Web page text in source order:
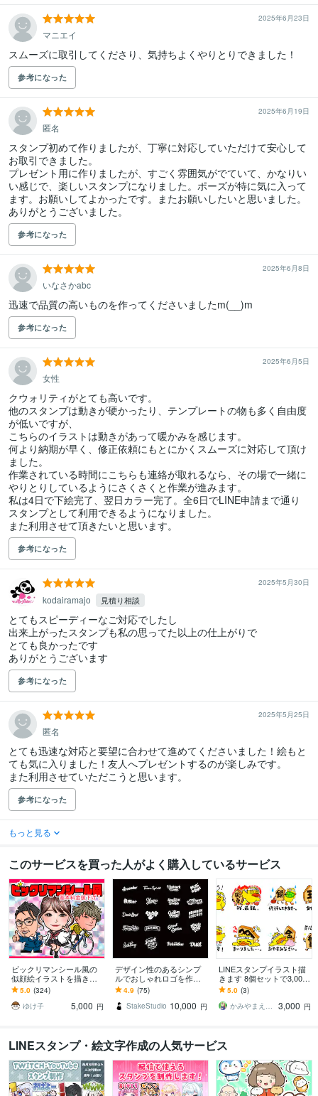
2025年6月23日
マニエイ
スムーズに取引してくださり、気持ちよくやりとりできました！
参考になった
2025年6月19日
匿名
スタンプ初めて作りましたが、丁寧に対応していただけて安心して
お取引できました。
プレゼント用に作りましたが、すごく雰囲気がでていて、かなりい
い感じで、楽しいスタンプになりました。ポーズが特に気に入って
ます。お願いしてよかったです。またお願いしたいと思いました。
ありがとうございました。
参考になった
2025年6月8日
いなさかabc
迅速で品質の高いものを作ってくださいましたm(__)m
参考になった
2025年6月5日
女性
クウォリティがとても高いです。
他のスタンプは動きが硬かったり、テンプレートの物も多く自由度
が低いですが、
こちらのイラストは動きがあって暖かみを感じます。
何より納期が早く、修正依頼にもとにかくスムーズに対応して頂け
ました。
作業されている時間にこちらも連絡が取れるなら、その場で一緒に
やりとりしているようにさくさくと作業が進みます。
私は4日で下絵完了、翌日カラー完了。全6日でLINE申請まで通り
スタンプとして利用できるようになりました。
また利用させて頂きたいと思います。
参考になった
2025年5月30日
kodairamajo 見積り相談
とてもスピーディーなご対応でしたし
出来上がったスタンプも私の思ってた以上の仕上がりで
とても良かったです
ありがとうございます
参考になった
2025年5月25日
匿名
とても迅速な対応と要望に合わせて進めてくださいました！絵もと
ても気に入りました！友人へプレゼントするのが楽しみです。
また利用させていただこうと思います。
参考になった
もっと見る
このサービスを買った人がよく購入しているサービス
ビックリマンシール風の
似顔絵イラストを描きま
す SNSのアイコンやプレ
ゼントなどに♪
5.0 (324)
ゆけ子
5,000 円
デザイン性のあるシンプ
ルでおしゃれロゴを作成
します 高品質でリーズナ
ブルなロゴ作成サービス
を提供します
4.9 (75)
StakeStudio 10,000 円
LINEスタンプイラスト描
きます 8個セットで3,000
円から♪（動くスタンプは
追加料金あり）
5.0 (3)
かみやまえちこ
3,000 円
LINEスタンプ・絵文字作成の人気サービス